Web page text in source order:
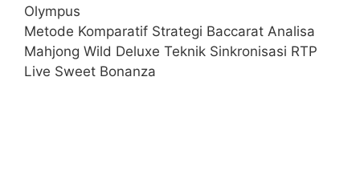
Olympus
Metode Komparatif Strategi Baccarat Analisa
Mahjong Wild Deluxe Teknik Sinkronisasi RTP
Live Sweet Bonanza